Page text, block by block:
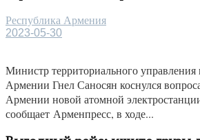
Республика Армения
2023-05-30
Министр территориального управления
Армении Гнел Саносян коснулся
Армении новой атомной
сообщает Арменпресс, в ходе...